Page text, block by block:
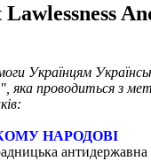
Українцям
яка проводиться з
НАРОДОВІ